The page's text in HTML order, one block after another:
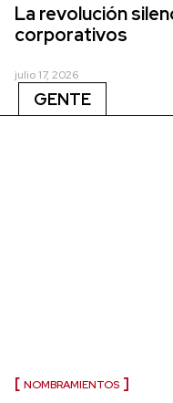
La revolución
corporativos
julio 17, 2026
GENTE
NOMBRAMIENTOS